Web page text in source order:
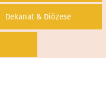
Dekanat & Diözese